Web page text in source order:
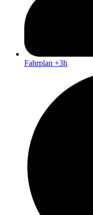
Fahrplan +3h